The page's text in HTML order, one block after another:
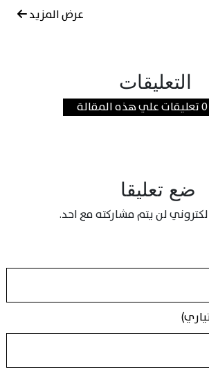
عرض المزيد
التعليقات
ضع تعليقا
لن يتم مشاركته مع احد.